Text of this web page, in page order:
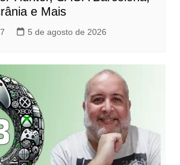
e Mais
5 de agosto de 2026